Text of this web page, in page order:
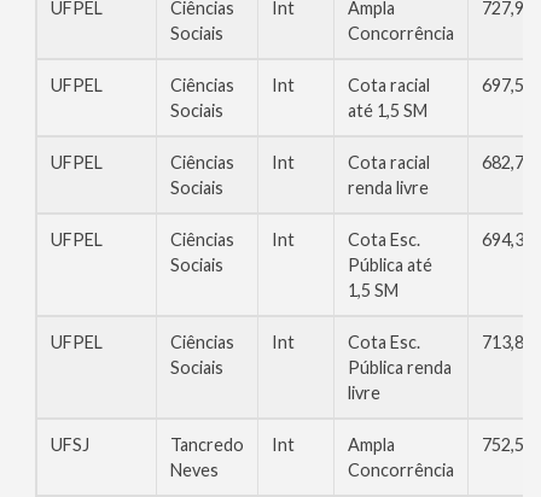
UFPEL
Ciências
Sociais
Int
Ampla
Concorrência
727,96
UFPEL
Ciências
Sociais
Int
Cota racial
até 1,5 SM
697,50
UFPEL
Ciências
Sociais
Int
Cota racial
renda livre
682,70
UFPEL
Ciências
Sociais
Int
Cota Esc.
Pública até
1,5 SM
694,38
UFPEL
Ciências
Sociais
Int
Cota Esc.
Pública renda
livre
713,86
UFSJ
Tancredo
Neves
Int
Ampla
Concorrência
752,55